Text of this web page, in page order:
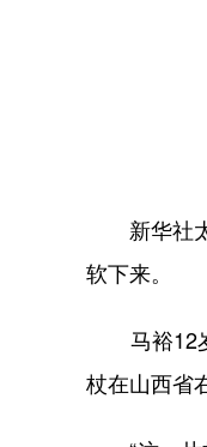
新华社太
软下来。
马裕12岁
杖在山西省